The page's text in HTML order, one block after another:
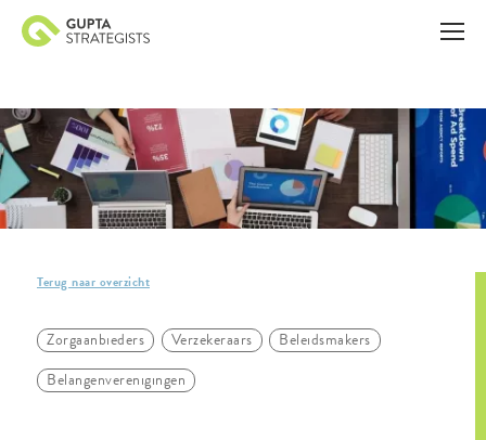
Terug naar overzicht
Zorgaanbieders Verzekeraars
Beleidsmakers
Belangenverenigingen